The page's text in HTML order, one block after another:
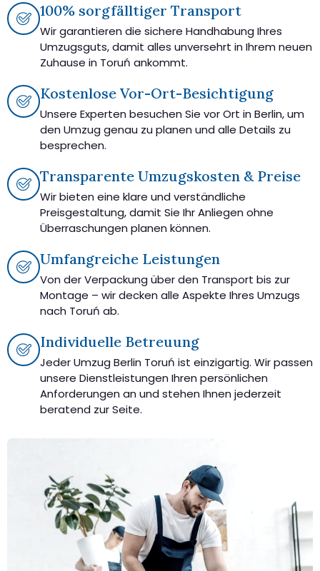
100% sorgfälltiger Transport
Wir garantieren die sichere Handhabung Ihres
Umzugsguts, damit alles unversehrt in Ihrem neuen
Zuhause in Toruń ankommt.
Kostenlose Vor-Ort-Besichtigung
Unsere Experten besuchen Sie vor Ort in Berlin, um
den Umzug genau zu planen und alle Details zu
besprechen.
Transparente Umzugskosten & Preise
Wir bieten eine klare und verständliche
Preisgestaltung, damit Sie Ihr Anliegen ohne
Überraschungen planen können.
Umfangreiche Leistungen
Von der Verpackung über den Transport bis zur
Montage – wir decken alle Aspekte Ihres Umzugs
nach Toruń ab.
Individuelle Betreuung
Jeder Umzug Berlin Toruń ist einzigartig. Wir passen
unsere Dienstleistungen Ihren persönlichen
Anforderungen an und stehen Ihnen jederzeit
beratend zur Seite.